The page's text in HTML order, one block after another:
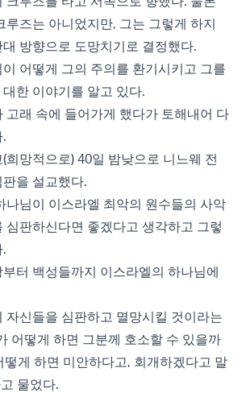
루즈는 아니었지만, 그는 그렇게 하지
방향으로 도망치기로 결정했다.
어떻게 그의 주의를 환기시키고 그를
한 이야기를 알고 있다.
고래 속에 들어가게 했다가 토해내어 다
희망적으로) 40일 밤낮으로 니느웨 전
을 설교했다.
나님이 이스라엘 최악의 원수들의 사악
심판하신다면 좋겠다고 생각하고 그렇
터 백성들까지 이스라엘의 하나님에
자신들을 심판하고 멸망시킬 것이라는
어떻게 하면 그분께 호소할 수 있을까
떻게 하면 미안하다고, 회개하겠다고 말
물었다.